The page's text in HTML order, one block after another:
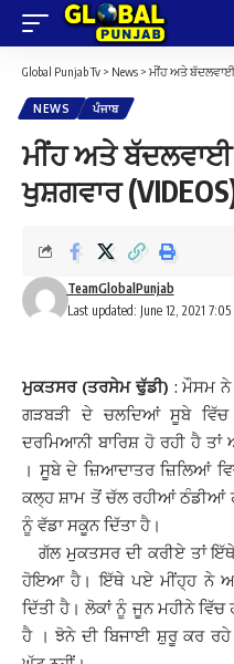
Global Punjab Tv > News > ਮੀਂਹ ਅਤੇ ਬੱਦਲਵਾਈ
NEWS ਪੰਜਾਬ
ਮੀਂਹ ਅਤੇ ਬੱਦਲਵਾਈ
ਖੁਸ਼ਗਵਾਰ
Last updated: June 12, 2021 7:05
TeamGlobalPunjab
ਮੁਕਤਸਰ (ਤਰਸੇਮ ਢੁੱਡੀ) : ਮੌਸਮ
ਗੜਬੜੀ ਦੇ ਚਲਦਿਆਂ ਸੂਬੇ
ਦਰਮਿਆਨੀ ਬਾਰਿਸ਼ ਹੋ ਰਹੀ ਹੈ
। ਸੂਬੇ ਦੇ ਜ਼ਿਆਦਾਤਰ ਜ਼ਿਲਿਆਂ
ਕਲ੍ਹ ਸ਼ਾਮ ਤੋਂ ਚੱਲ ਰਹੀਆਂ ਠੰਡੀਆਂ
ਨੂੰ ਵੱਡਾ ਸਕੂਨ ਦਿੱਤਾ ਹੈ।
ਗੱਲ ਮੁਕਤਸਰ ਦੀ ਕਰੀਏ ਤਾਂ
ਹੋਇਆ ਹੈ। ਇੱਥੇ ਪਏ ਮੀਂਹ੍ਹ ਨੇ
ਦਿੱਤੀ ਹੈ। ਲੋਕਾਂ ਨੂੰ ਜੂਨ ਮਹੀਨੇ ਵਿੱਚ
ਹੈ । ਝੋਨੇ ਦੀ ਬਿਜਾਈ ਸ਼ੁਰੂ ਕਰ